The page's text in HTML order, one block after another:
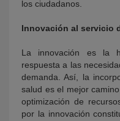
los ciudadanos.
Innovación al servicio
La innovación es la
respuesta a las
demanda. Así, la
salud es el mejor
optimización de
por la innovación